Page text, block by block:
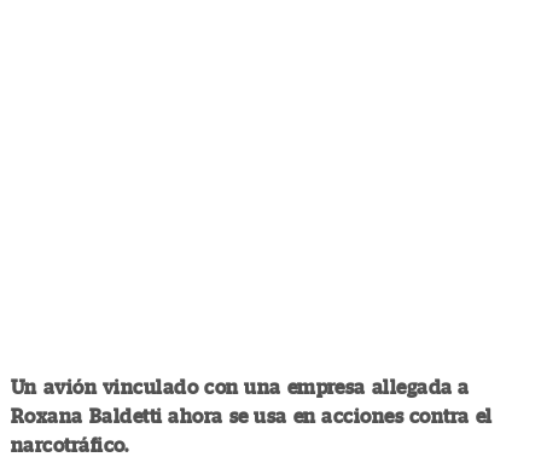
Un avión vinculado con una empresa allegada a
Roxana Baldetti ahora se usa en acciones contra el
narcotráfico.